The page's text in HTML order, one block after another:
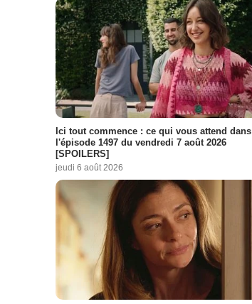
Ici tout commence : ce qui vous attend dans
l'épisode 1497 du vendredi 7 août 2026
[SPOILERS]
jeudi 6 août 2026